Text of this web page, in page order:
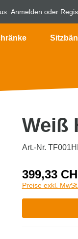
Anmelden oder
Weiß
Art.-Nr.
399,33
Preise exkl.